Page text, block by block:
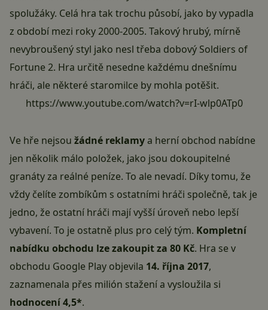
spolužáky. Celá hra tak trochu působí, jako by vypadla
z období mezi roky 2000-2005. Takový hrubý, mírně
nevybroušený styl jako nesl třeba dobový Soldiers of
Fortune 2. Hra určitě nesedne každému dnešnímu
hráči, ale některé staromilce by mohla potěšit.
https://www.youtube.com/watch?v=rI-wlp0ATp0
Ve hře nejsou žádné reklamya herní obchod nabídne
jen několik málo položek, jako jsou dokoupitelné
granáty za reálné peníze. To ale nevadí. Díky tomu, že
vždy čelíte zombíkům s ostatními hráči společně, tak je
jedno, že ostatní hráči mají vyšší úroveň nebo lepší
vybavení. To je ostatně plus pro celý tým. Kompletní
nabídku obchodu lze zakoupit za 80 Kč. Hra se v
obchodu Google Play objevila 14. října 2017,
zaznamenala přes milión stažení a vysloužila si
hodnocení 4,5*.